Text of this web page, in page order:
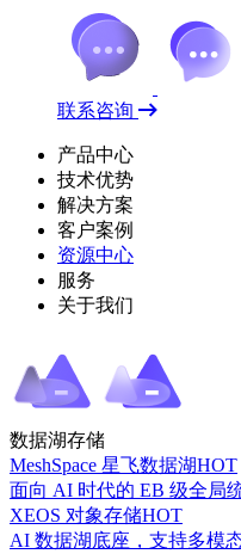
联系咨询
产品中心
技术优势
解决方案
客户案例
资源中心
服务
关于我们
数据湖存储
MeshSpace 星飞数据湖HOT
面向 AI 时代的 EB 级全局
XEOS 对象存储HOT
AI 数据湖底座，支持多模